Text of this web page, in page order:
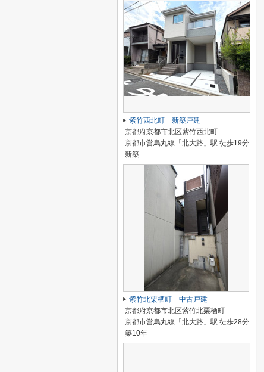
紫竹西北町 新築戸建
京都府京都市北区紫竹西北町
京都市営烏丸線「北大路」駅 徒歩19分
新築
紫竹北栗栖町 中古戸建
京都府京都市北区紫竹北栗栖町
京都市営烏丸線「北大路」駅 徒歩28分
築10年